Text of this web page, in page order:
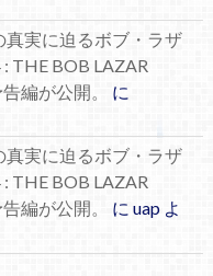
真実に迫るボブ・ラザ
THE BOB LAZAR
編が公開。
に
真実に迫るボブ・ラザ
THE BOB LAZAR
編が公開。
に uapよ